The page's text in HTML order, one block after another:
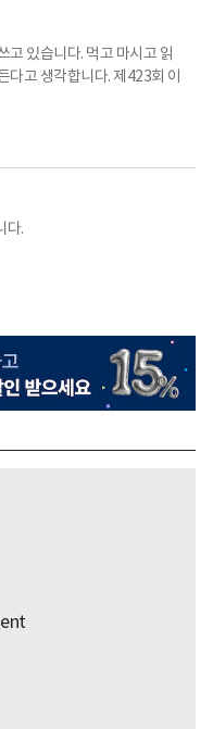
고 있습니다. 먹고 마시고 읽
다고 생각합니다. 제423회 이
다.